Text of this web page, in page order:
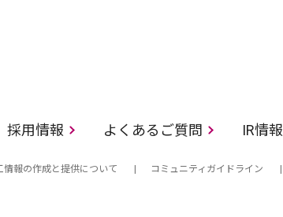
採用情報 よくあるご質問 IR情報
情報の作成と提供について コミュニティガイドライン